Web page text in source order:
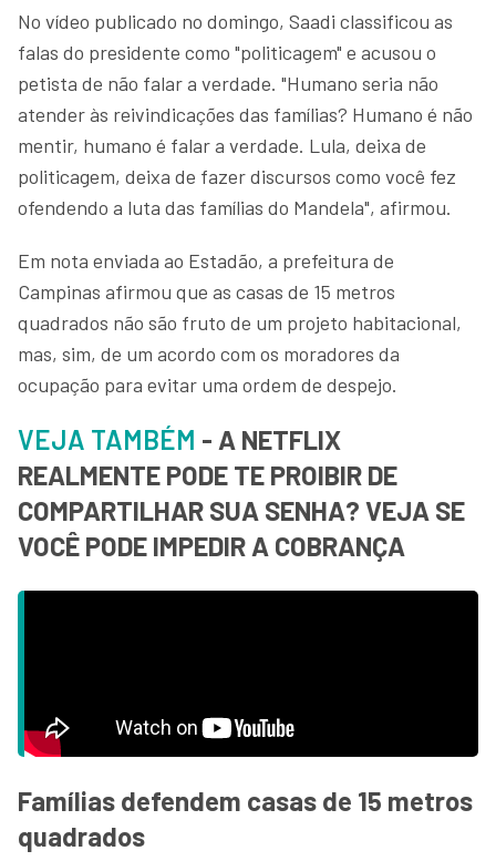
No vídeo publicado no domingo, Saadi classificou as
falas do presidente como "politicagem" e acusou o
petista de não falar a verdade. "Humano seria não
atender às reivindicações das famílias? Humano é não
mentir, humano é falar a verdade. Lula, deixa de
politicagem, deixa de fazer discursos como você fez
ofendendo a luta das famílias do Mandela", afirmou.
Em nota enviada ao Estadão, a prefeitura de
Campinas afirmou que as casas de 15 metros
quadrados não são fruto de um projeto habitacional,
mas, sim, de um acordo com os moradores da
ocupação para evitar uma ordem de despejo.
VEJA TAMBÉM - A NETFLIX
REALMENTE PODE TE PROIBIR DE
COMPARTILHAR SUA SENHA? VEJA SE
VOCÊ PODE IMPEDIR A COBRANÇA
Famílias defendem casas de 15 metros
quadrados